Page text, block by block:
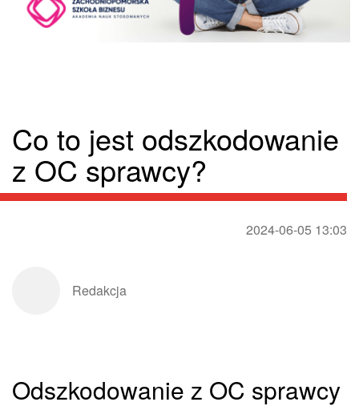
Co to jest odszkodowanie
z OC sprawcy?
2024-06-05 13:03
Redakcja
Odszkodowanie z OC sprawcy